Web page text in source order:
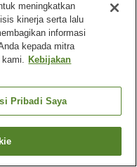
Onomichi
meningkatkan
kinerja serta lalu
informasi
kepada mitra
Kebijakan
Pribadi Saya